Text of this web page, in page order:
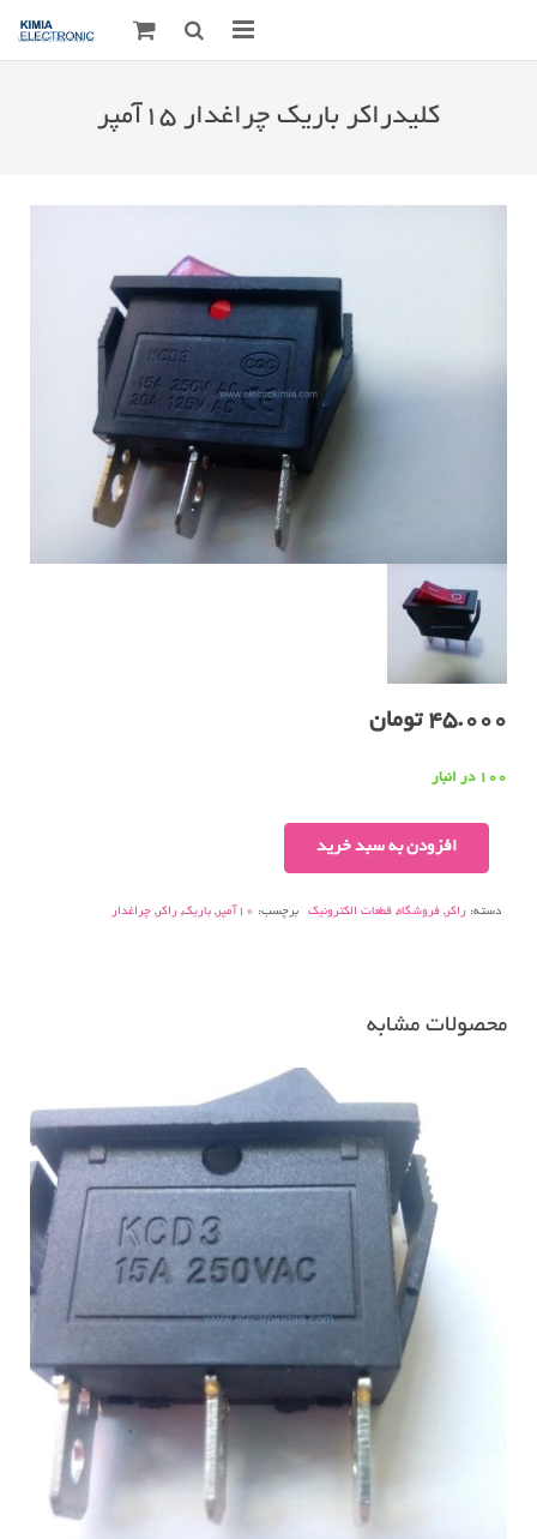
کلیدراکر باریک چراغدار ۱۵آمپر
45.000 تومان
100 در انبار
۱۵آمپر
افزودن به سبد خرید
دسته: راکر, فروشگاه, قطعات الکترونیک برچسب: 10آمپر , باریک, راکر, چراغدار
محصولات مشابه